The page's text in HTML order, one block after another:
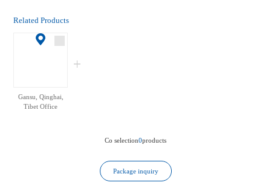
Related Products
Gansu, Qinghai,
Tibet Office
Co selection0products
Package inquiry